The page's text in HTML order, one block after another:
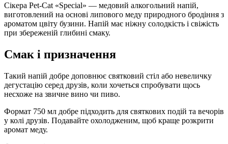
Сікера Pet-Cat «Special» — медовий алкогольний напій,
виготовлений на основі липового меду природного бродіння з
ароматом цвіту бузини. Напій має ніжну солодкість і свіжість
при збереженій глибині смаку.
Смак і призначення
Такий напій добре доповнює святковий стіл або невеличку
дегустацію серед друзів, коли хочеться спробувати щось
несхоже на звичне вино чи пиво.
Формат 750 мл добре підходить для святкових подій та вечорів
у колі друзів. Подавайте охолодженим, щоб краще розкрити
аромат меду.